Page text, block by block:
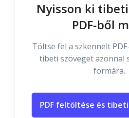
Nyisson ki
PDF-ből
Töltse fel a szkennelt
tibeti szöveget azonnal
formára.
PDF feltöltése és tibeti